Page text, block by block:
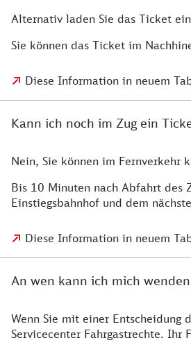
Alternativ laden Sie das Ticket
Sie können das Ticket im
Diese Information in neuem
Kann ich noch im Zug ein
Nein, Sie können im Fernverkehr
Bis 10 Minuten nach Abfahrt des
Einstiegsbahnhof und dem
Diese Information in neuem
An wen kann ich mich
Wenn Sie mit einer Entscheidung
Servicecenter Fahrgastrechte. Ihr